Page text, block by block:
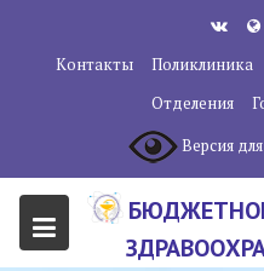
содержанию
Контакты Поликлиника
Отделения
Версия